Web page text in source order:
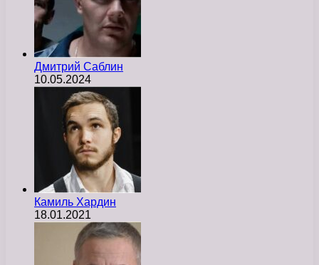
Дмитрий Саблин
10.05.2024
Камиль Хардин
18.01.2021